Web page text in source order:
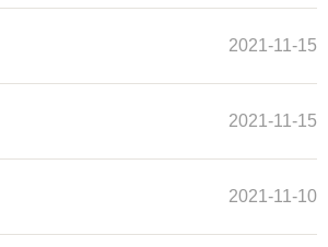
2021-11-15
2021-11-15
2021-11-10